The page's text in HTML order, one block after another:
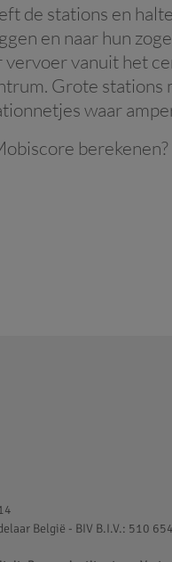
de stations en
en naar hun
vervoer vanuit het
Grote
waar
België - BIV B.I.V.: 510 654